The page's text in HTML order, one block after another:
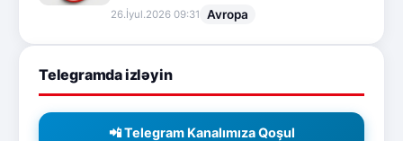
26.İyul.2026 09:31 Avropa
Telegramda izləyin
📲 Telegram Kanalımıza Qoşul